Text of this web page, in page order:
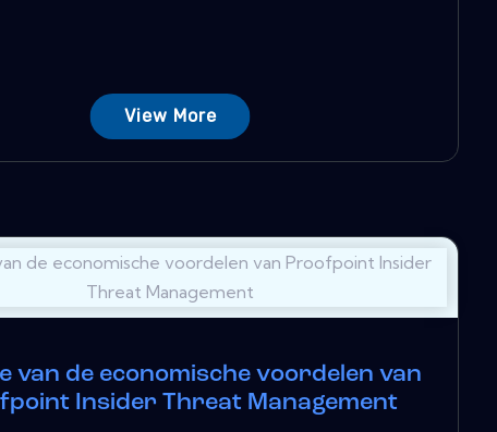
View More
van de economische voordelen van
Insider Threat Management